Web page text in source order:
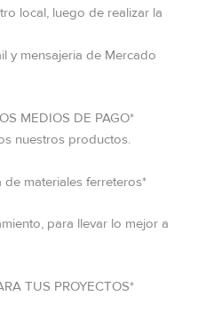
local, luego de realizar la
y mensajeria de Mercado
MEDIOS DE PAGO*
nuestros productos.
de materiales ferreteros*
para llevar lo mejor a
TUS PROYECTOS*